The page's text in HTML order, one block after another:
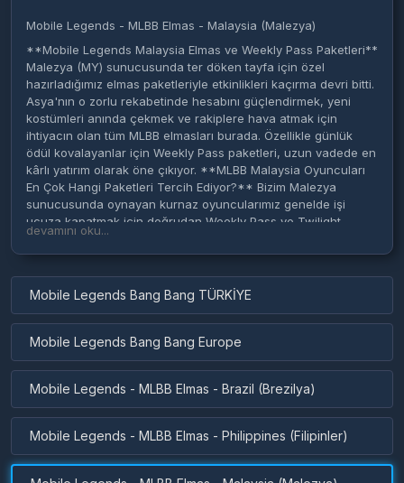
Mobile Legends - MLBB Elmas - Malaysia (Malezya)
**Mobile Legends Malaysia Elmas ve Weekly Pass Paketleri**
Malezya (MY) sunucusunda ter döken tayfa için özel
hazırladığımız elmas paketleriyle etkinlikleri kaçırma devri bitti.
Asya'nın o zorlu rekabetinde hesabını güçlendirmek, yeni
kostümleri anında çekmek ve rakiplere hava atmak için
ihtiyacın olan tüm MLBB elmasları burada. Özellikle günlük
ödül kovalayanlar için Weekly Pass paketleri, uzun vadede en
kârlı yatırım olarak öne çıkıyor. **MLBB Malaysia Oyuncuları
En Çok Hangi Paketleri Tercih Ediyor?** Bizim Malezya
sunucusunda oynayan kurnaz oyuncularımız genelde işi
ucuza kapatmak için doğrudan Weekly Pass ve Twilight
Pass'e abanıyor. Ama yeni bir Collector kostümü veya
efsanevi bir çark etkinliği mağazaya düştüğünde, o çarkı
elmas paketlerini kapış kapış alıyor. **Mobile Legends
Malaysia Elmasları Ne İçin Kullanılır?** Kimse lobide düz
veaysıfır kostümle durmayı sevmiyor! Bu elmasları doğrudan
Epic skinler, Collector kostümler, havalı üs dönüş efektleri,
Lucky Draw çarkları ve her ay yenilenen o bol ödüllü Starlight
üyelikleri için harcayabilirsin. Süreli etkinlikler bitmeden o çok
istediğin kostümü kapmak için elmas bakiyeni her zaman
hazır tutmanda fayda var. **Mobile Legends Malaysia Elmas
Satın Alma Nasıl Yapılır?** İşlem çok basit, şifreni falan
kesinlikle istemiyoruz. Sana uygun elmas paketini seçip
ödemeni tamamlaman yeterli. Sipariş sırasında oyundaki o
uzun Oyuncu ID'ni ve yanındaki kısa Server (Zone) kodunu
devamını oku...
Mobile Legends Bang Bang TÜRKİYE
Mobile Legends Bang Bang Europe
Mobile Legends - MLBB Elmas - Brazil (Brezilya)
Mobile Legends - MLBB Elmas - Philippines (Filipinler)